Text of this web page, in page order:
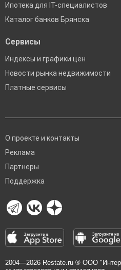
Ипотека для IT-специалистов
Каталог банков Брянска
Сервисы
Индексы и графики цен
Новости рынка недвижимости
Платные сервисы
О проекте и контакты
Реклама
Партнеры
Поддержка
2004—2026 Restate.ru ® ООО